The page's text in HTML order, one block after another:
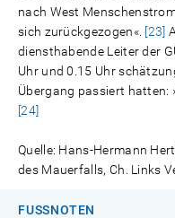
nach West
sich zurückgezogen«. [23]
diensthabende Leiter der
Uhr und 0.15 Uhr
Übergang passiert hatten:
[24]
Quelle: Hans-Hermann
des Mauerfalls, Ch. Links
FUSSNOTEN